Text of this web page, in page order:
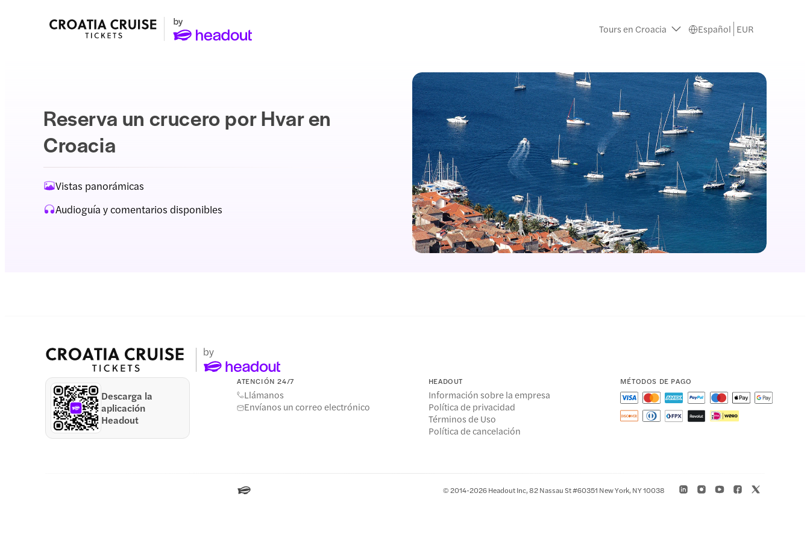
Tours en Croacia Español EUR
Reserva un crucero por Hvar en
Croacia
Vistas panorámicas
Audioguía y comentarios disponibles
Descarga la
aplicación
Headout
ATENCIÓN 24/7
Llámanos
Envíanos un correo electrónico
HEADOUT
Información sobre la empresa
Política de privacidad
Términos de Uso
Política de cancelación
MÉTODOS DE PAGO
© 2014-2026 Headout Inc, 82 Nassau St #60351 New York, NY 10038